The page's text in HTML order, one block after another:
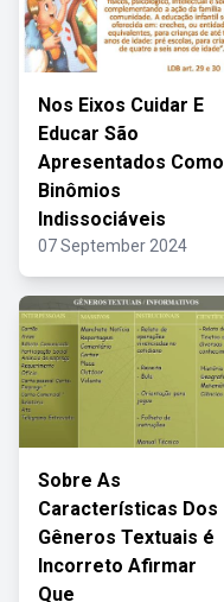
Nos Eixos Cuidar E
Educar São
Apresentados Como
Binômios
Indissociáveis
07 September 2024
Sobre As
Características Dos
Gêneros Textuais é
Incorreto Afirmar
Que